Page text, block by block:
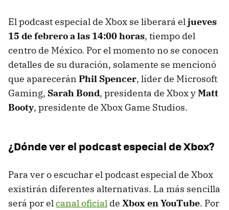
El podcast especial de Xbox se liberará eljueves
15 de febrero a las 14:00 horas, tiempo del
centro de México. Por el momento no se conocen
detalles de su duración, solamente se mencionó
que aparecerán Phil Spencer, líder de Microsoft
Gaming, Sarah Bond, presidenta de Xbox yMatt
Booty, presidente de Xbox Game Studios.
¿Dónde ver el podcast especial de Xbox?
Para ver o escuchar el podcast especial de Xbox
existirán diferentes alternativas. La más sencilla
será por elcanal oficial de Xbox en YouTube. Por